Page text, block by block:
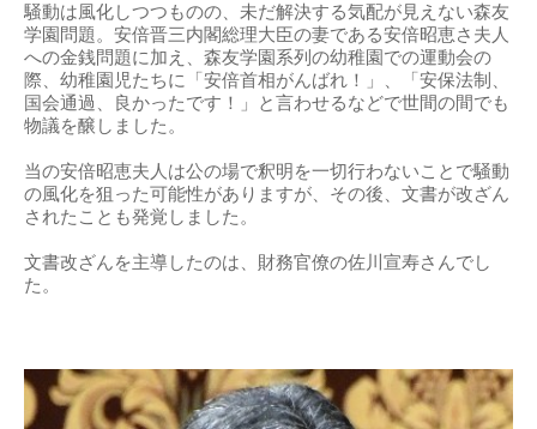
騒動は風化しつつものの、未だ解決する気配が見えない森友
学園問題。安倍晋三内閣総理大臣の妻である安倍昭恵さ夫人
への金銭問題に加え、森友学園系列の幼稚園での運動会の
際、幼稚園児たちに「安倍首相がんばれ！」、「安保法制、
国会通過、良かったです！」と言わせるなどで世間の間でも
物議を醸しました。
当の安倍昭恵夫人は公の場で釈明を一切行わないことで騒動
の風化を狙った可能性がありますが、その後、文書が改ざん
されたことも発覚しました。
文書改ざんを主導したのは、財務官僚の佐川宣寿さんでし
た。